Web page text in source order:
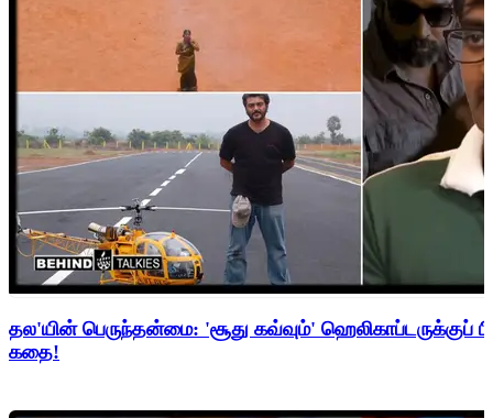
தல'யின் பெருந்தன்மை: 'சூது கவ்வும்' ஹெலிகாப்டருக்குப்
கதை!